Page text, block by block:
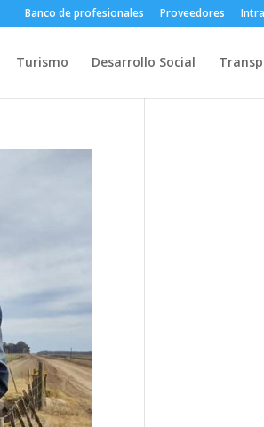
Banco de profesionales Proveedores
Turismo Desarrollo Social